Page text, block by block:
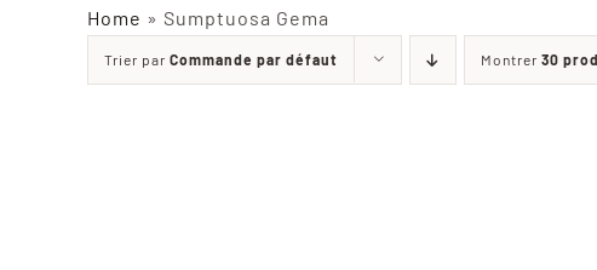
Home » Sumptuosa Gema
Trier par Commande par défaut Montrer 30